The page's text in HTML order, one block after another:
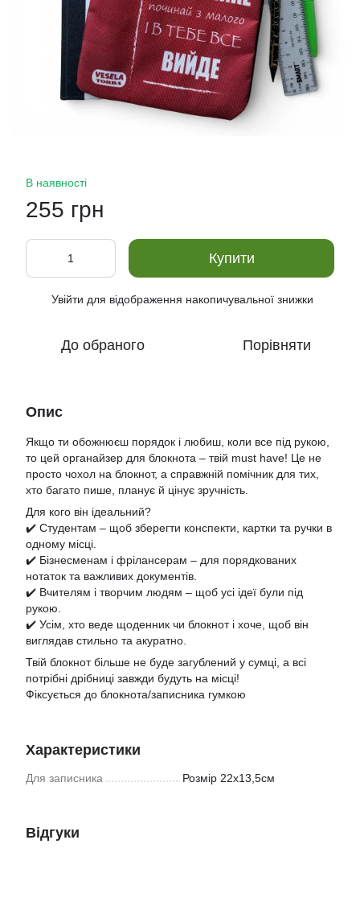
В наявності
255 грн
Купити
Увійти для відображення накопичувальної знижки
До обраного Порівняти
Опис
Якщо ти обожнюєш порядок і любиш, коли все під рукою,
то цей органайзер для блокнота – твій must have! Це не
просто чохол на блокнот, а справжній помічник для тих,
хто багато пише, планує й цінує зручність.
Для кого він ідеальний?
✔️ Студентам – щоб зберегти конспекти, картки та ручки в
одному місці.
✔️ Бізнесменам і фрілансерам – для порядкованих
нотаток та важливих документів.
✔️ Вчителям і творчим людям – щоб усі ідеї були під
рукою.
✔️ Усім, хто веде щоденник чи блокнот і хоче, щоб він
виглядав стильно та акуратно.
Твій блокнот більше не буде загублений у сумці, а всі
потрібні дрібниці завжди будуть на місці!
Фіксується до блокнота/записника гумкою
Характеристики
Для записника Розмір 22х13,5см
Відгуки